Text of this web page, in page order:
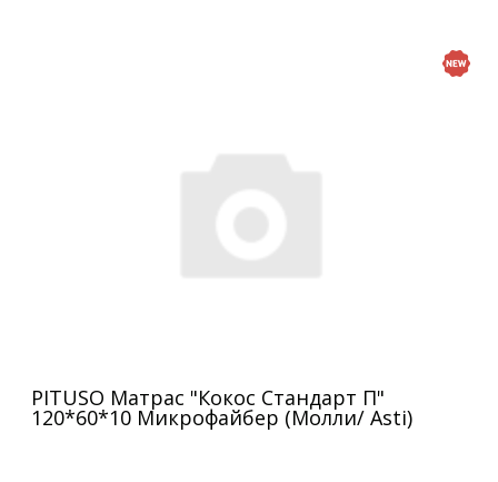
PITUSO Матрас "Кокос Стандарт П"
120*60*10 Микрофайбер (Молли/ Asti)